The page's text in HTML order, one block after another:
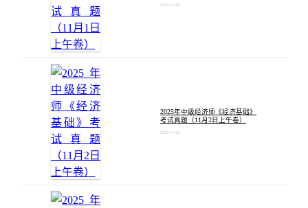
2025-11-08
2025年中级经济师《经济基础》
考试真题（11月2日上午卷）
2025-11-04